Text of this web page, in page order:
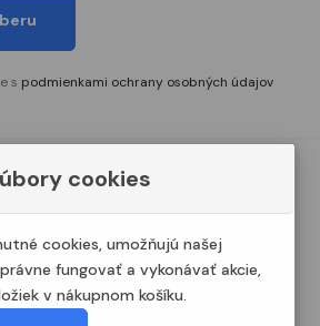
s podmienkami ochrany osobných údajov
údajov Nastavenia cookies
cookies
cookies, umožňujú našej
fungovať a vykonávať akcie,
v nákupnom košíku.
práva vyhradené Modelshop.sk